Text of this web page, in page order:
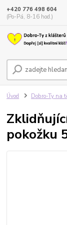
+420 776 498 604
(Po-Pá, 8-16 hod.)
Úvod Dobro-Ty na
pokožku